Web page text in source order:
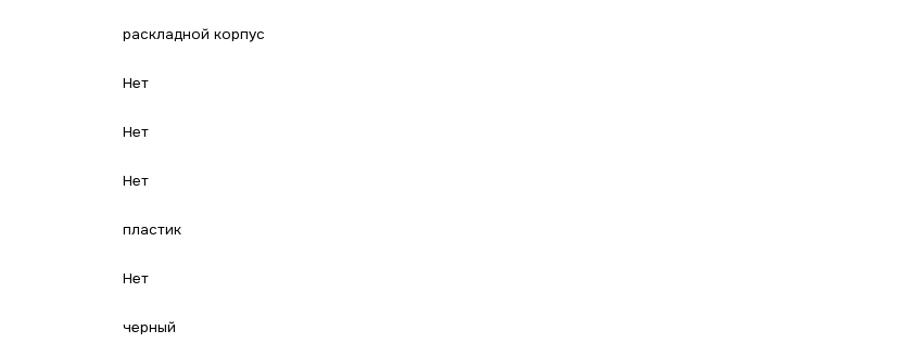
раскладной корпус
Нет
Нет
Нет
пластик
Нет
черный